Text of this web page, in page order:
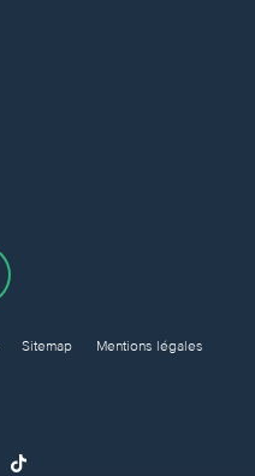
Sitemap
Mentions légales